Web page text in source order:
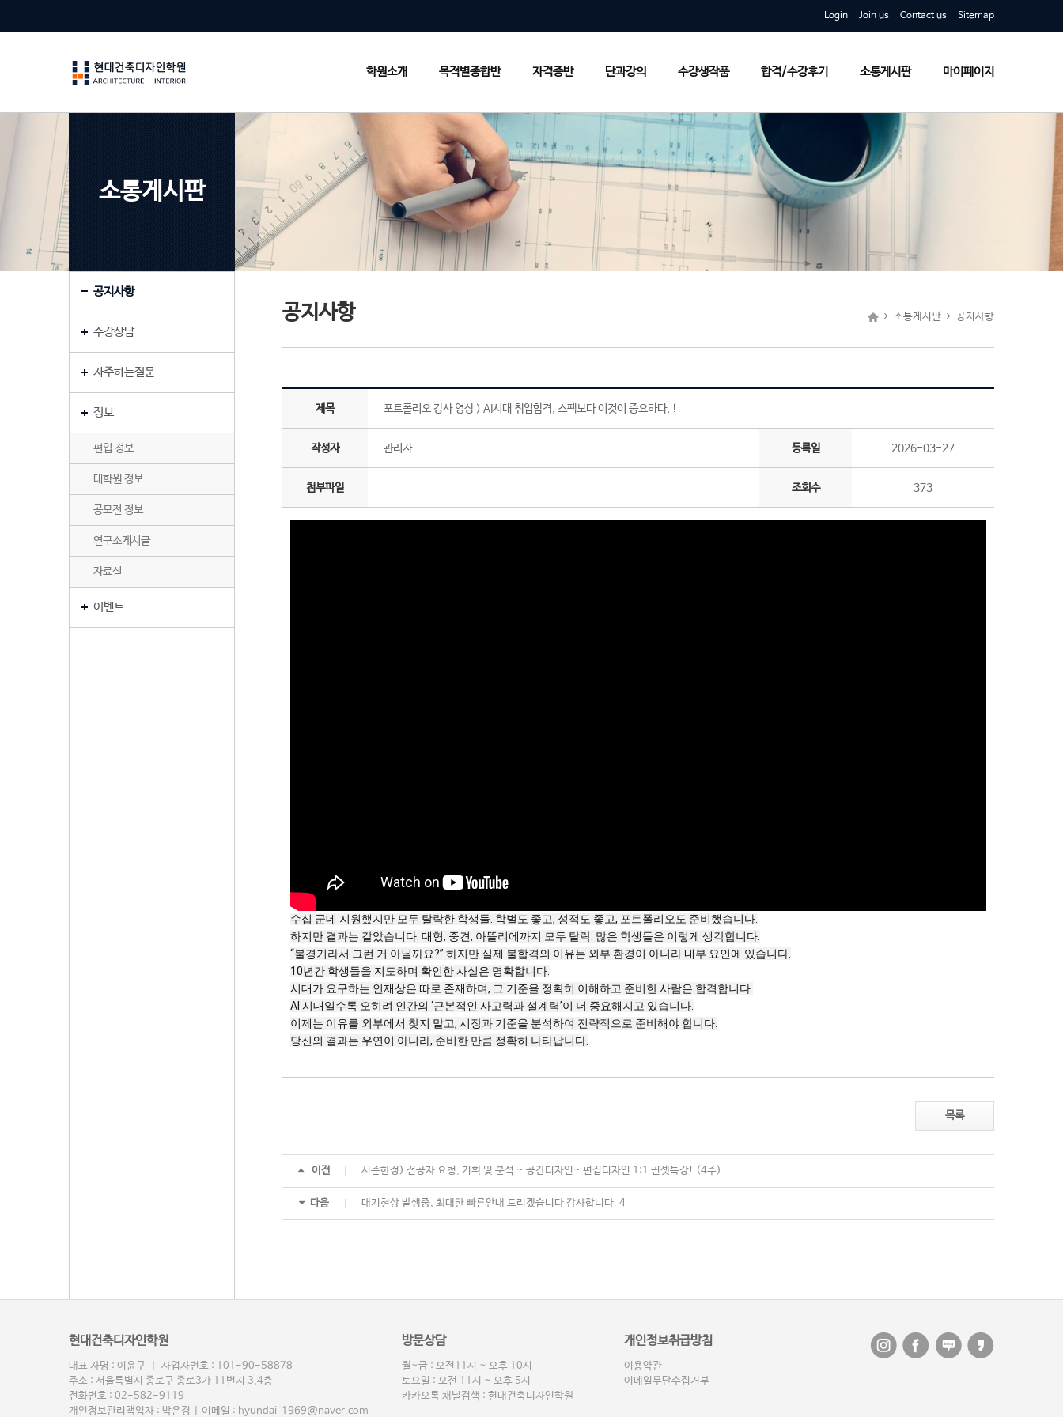
Login Join us Contact us Sitemap
학원소개 목적별종합반 자격증반 단과강의 수강생작품 합격/수강후기 소통게시판 마이페이지
소통게시판
공지사항
수강상담
자주하는질문
정보
편입 정보
대학원 정보
공모전 정보
연구소게시글
자료실
이벤트
공지사항 소통게시판 공지사항
제목 포트폴리오 강사 영상 ) AI시대 취업합격, 스펙보다 이것이 중요하다, !
작성자 관리자 등록일 2026-03-27
첨부파일 조회수 373
수십 군데 지원했지만 모두 탈락한 학생들. 학벌도 좋고, 성적도 좋고, 포트폴리오도 준비했습니다.
하지만 결과는 같았습니다. 대형, 중견, 아뜰리에까지 모두 탈락. 많은 학생들은 이렇게 생각합니다.
“불경기라서 그런 거 아닐까요?” 하지만 실제 불합격의 이유는 외부 환경이 아니라 내부 요인에 있습니다.
10년간 학생들을 지도하며 확인한 사실은 명확합니다.
시대가 요구하는 인재상은 따로 존재하며, 그 기준을 정확히 이해하고 준비한 사람은 합격합니다.
AI 시대일수록 오히려 인간의 ‘근본적인 사고력과 설계력’이 더 중요해지고 있습니다.
이제는 이유를 외부에서 찾지 말고, 시장과 기준을 분석하여 전략적으로 준비해야 합니다.
당신의 결과는 우연이 아니라, 준비한 만큼 정확히 나타납니다.
목록
이전 시즌한정) 전공자 요청, 기획 및 분석 ~ 공간디자인~ 편집디자인 1:1 핀셋특강! (4주)
다음 대기현상 발생중, 최대한 빠른안내 드리겠습니다 감사합니다. 4
현대건축디자인학원
대표 자명 : 이윤구 | 사업자번호 : 101-90-58878
주소 : 서울특별시 종로구 종로3가 11번지 3,4층
전화번호 : 02-582-9119
개인정보관리책임자 : 박은경 | 이메일 : hyundai_1969@naver.com
방문상담
월~금 : 오전11시 ~ 오후 10시
토요일 : 오전 11시 ~ 오후 5시
카카오톡 채널검색 : 현대건축디자인학원
개인정보취급방침
이용약관
이메일무단수집거부